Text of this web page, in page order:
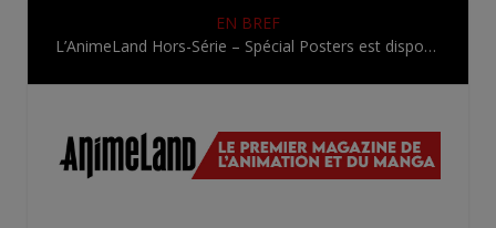
EN BREF
L’AnimeLand Hors-Série – Spécial Posters est disponible !